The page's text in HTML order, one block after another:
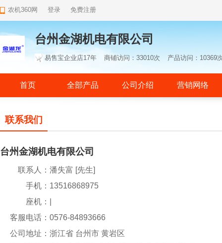
农机360网 登录 免费注册
台州金湖机电有限公司
易售宝企业店17年 商铺访问：33010次 产品访问：10369
首页 全部产品 公司介绍 营销网络
联系我们
台州金湖机电有限公司
联系人： 潘失富 [先生]
手机： 13516868975
座机：
客服电话： 0576-84893666
公司地址： 浙江省 台州市 黄岩区